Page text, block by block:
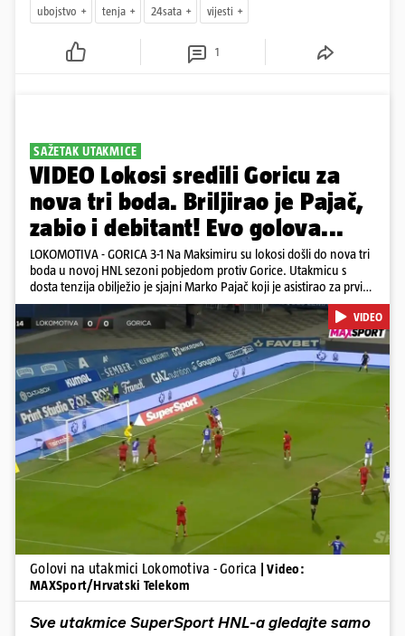
ubojstvo tenja 24sata vijesti
1
SAŽETAK UTAKMICE
VIDEO Lokosi sredili Goricu za
nova tri boda. Briljirao je Pajač,
zabio i debitant! Evo golova...
LOKOMOTIVA - GORICA 3-1 Na Maksimiru su lokosi došli do nova tri
boda u novoj HNL sezoni pobjedom protiv Gorice. Utakmicu s
dosta tenzija obilježio je sjajni Marko Pajač koji je asistirao za prvi
gol Mariću, a zakuhao drugi kada je Kavelj zabio auto-gol.
Bogojević je smanjio, Gorica je pritiskala i nizala šanse, ali onda
primila kontru pred kraj. Lokosi sele na vrh tablice s Osijekom
Pokretanje videa...
VIDEO
Golovi na utakmici Lokomotiva - Gorica
| Video:
MAXSport/Hrvatski Telekom
Sve utakmice SuperSport HNL-a gledajte samo